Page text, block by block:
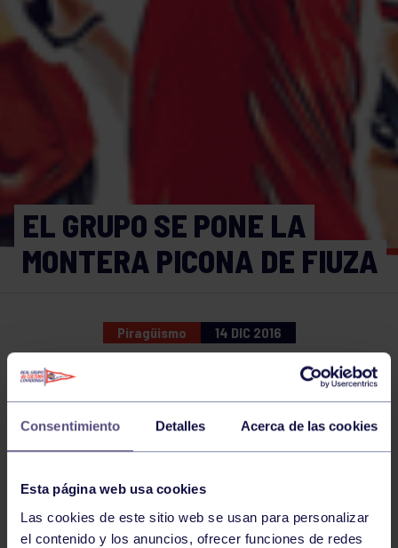
Consentimiento Detalles Acerca de las cookies
Esta página web usa cookies
Las cookies de este sitio web se usan para personalizar
el contenido y los anuncios, ofrecer funciones de redes
EL GRUPO SE PONE LA
MONTERA PICONA DE FIUZA
Piragüismo 14 DIC 2016
NOTICIAS RELACIONADAS